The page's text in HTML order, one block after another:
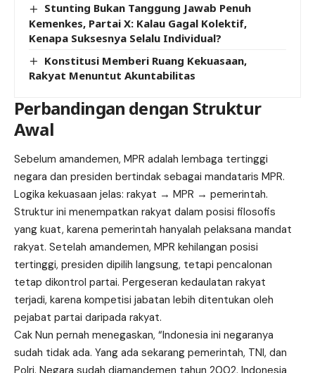
Stunting Bukan Tanggung Jawab Penuh
Kemenkes, Partai X: Kalau Gagal Kolektif,
Kenapa Suksesnya Selalu Individual?
Konstitusi Memberi Ruang Kekuasaan,
Rakyat Menuntut Akuntabilitas
Perbandingan dengan Struktur
Awal
Sebelum amandemen, MPR adalah lembaga tertinggi
negara dan presiden bertindak sebagai mandataris MPR.
Logika kekuasaan jelas: rakyat → MPR → pemerintah.
Struktur ini menempatkan rakyat dalam posisi filosofis
yang kuat, karena pemerintah hanyalah pelaksana mandat
rakyat. Setelah amandemen, MPR kehilangan posisi
tertinggi, presiden dipilih langsung, tetapi pencalonan
tetap dikontrol partai. Pergeseran kedaulatan rakyat
terjadi, karena kompetisi jabatan lebih ditentukan oleh
pejabat partai daripada rakyat.
Cak Nun pernah menegaskan, “Indonesia ini negaranya
sudah tidak ada. Yang ada sekarang pemerintah, TNI, dan
Polri. Negara sudah diamandemen tahun 2002. Indonesia